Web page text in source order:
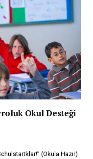
Okul Desteği
(Okula Hazır)